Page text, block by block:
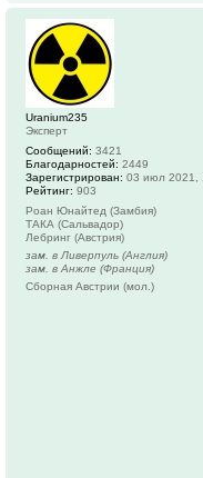
Uranium235
Эксперт
Сообщений: 3421
Благодарностей: 2449
Зарегистрирован: 03 июл 2021,
Рейтинг: 903
Роан Юнайтед (Замбия)
ТАКА (Сальвадор)
Лебринг (Австрия)
зам. в Ливерпуль (Англия)
зам. в Анжле (Франция)
Сборная Австрии (мол.)